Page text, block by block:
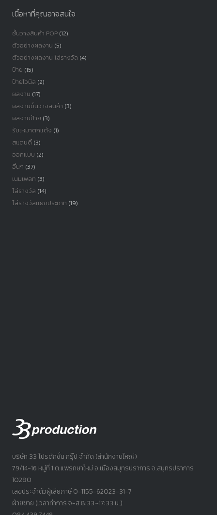
เนื้อหาที่คุณอาจสนใจ
ชั้นวางสินค้า POP(12)
ตัวอย่างผลงาน (5)
ตัวอย่างผลงาน โล่รางวัล (4)
ป้าย (15)
ป้ายไวนิล (2)
ผลงาน (17)
ผลงานชั้นวางสินค้า (3)
ผลงานป้าย (3)
รับเหมาตกแต้ง (1)
สแตนดี้(3)
ออกแบบ (2)
อื่นๆ (37)
เนมเพลท (3)
โล่รางวัล (14)
โล่รางวัลเเยกประเภท (19)
บริษัท 33 โปรดักชั่น กรุ๊ป จำกัด (สำนักงานใหญ่)
79/14-16 หมู่ที่ 1 ต.แพรกษาใหม่ อ.เมืองสมุทรปราการ จ.สมุทรปราการ
10280
เลขประจำตัวผู้เสียภาษี 0-1155-62023-31-7
ฝ่ายขาย (เวลาทำการ จ-ส 8:33~17:33 น.)